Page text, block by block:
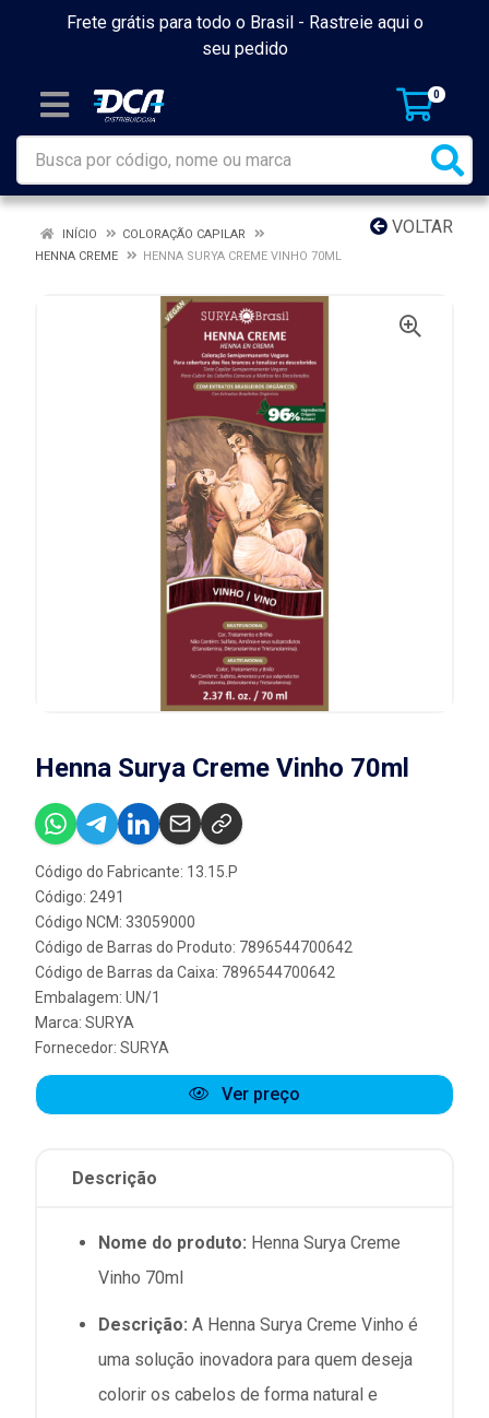
Frete grátis para todo o Brasil - Rastreie aqui o
seu pedido
0
VOLTAR
INÍCIO
COLORAÇÃO CAPILAR
HENNA CREME
HENNA SURYA CREME VINHO 70ML
Henna Surya Creme Vinho 70ml
Código do Fabricante: 13.15.P
Código: 2491
Código NCM: 33059000
Código de Barras do Produto: 7896544700642
Código de Barras da Caixa: 7896544700642
Embalagem: UN/1
Marca: SURYA
Fornecedor: SURYA
Ver preço
Descrição
Nome do produto: Henna Surya Creme
Vinho 70ml
Descrição: A Henna Surya Creme Vinho é
uma solução inovadora para quem deseja
colorir os cabelos de forma natural e